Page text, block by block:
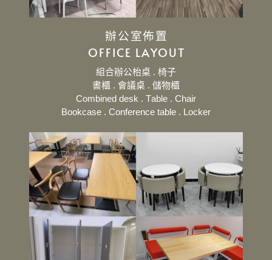
辦公室佈置
OFFICE LAYOUT
組合辦公枱桌 . 椅子
書櫃 . 會議桌 . 儲物櫃
Combined desk . Table . Chair
Bookcase . Conference table . Locker